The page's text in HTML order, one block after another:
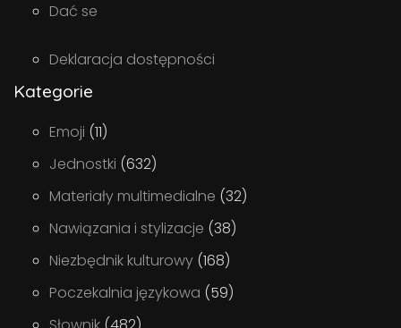
Dać se
Deklaracja dostępności
Kategorie
Emoji (11)
Jednostki (632)
Materiały multimedialne (32)
Nawiązania i stylizacje (38)
Niezbędnik kulturowy (168)
Poczekalnia językowa (59)